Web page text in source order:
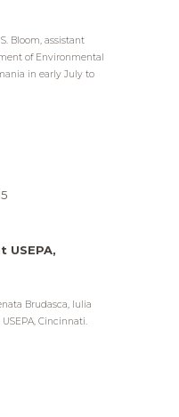
Bloom, assistant
of Environmental
in early July to
USEPA,
Brudasca, Iulia
Cincinnati.